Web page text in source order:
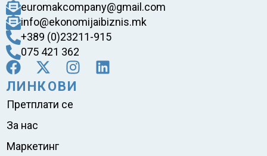
euromakcompany@gmail.com
info@ekonomijaibiznis.mk
+389 (0)23211-915
075 421 362
ЛИНКОВИ
Претплати се
За нас
Маркетинг